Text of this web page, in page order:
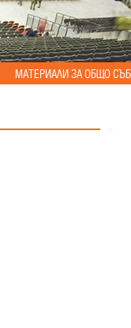
МАТЕРИАЛИ ЗА ОБЩО